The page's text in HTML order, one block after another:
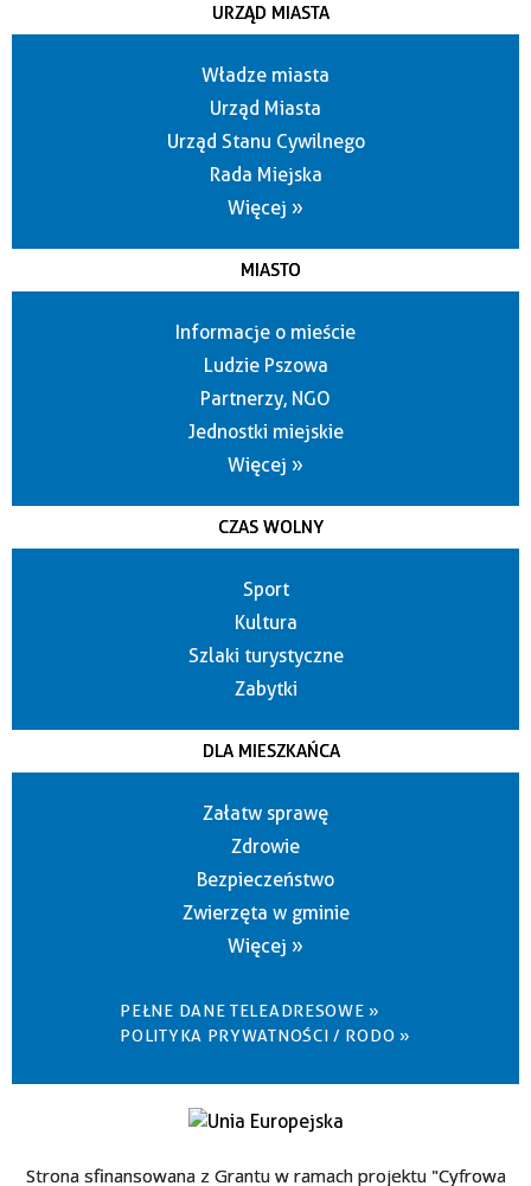
URZĄD MIASTA
Władze miasta
Urząd Miasta
Urząd Stanu Cywilnego
Rada Miejska
Więcej »
MIASTO
Informacje o mieście
Ludzie Pszowa
Partnerzy, NGO
Jednostki miejskie
Więcej »
CZAS WOLNY
Sport
Kultura
Szlaki turystyczne
Zabytki
DLA MIESZKAŃCA
Załatw sprawę
Zdrowie
Bezpieczeństwo
Zwierzęta w gminie
Więcej »
PEŁNE DANE TELEADRESOWE »
POLITYKA PRYWATNOŚCI / RODO »
Strona sfinansowana z Grantu w ramach projektu "Cyfrowa